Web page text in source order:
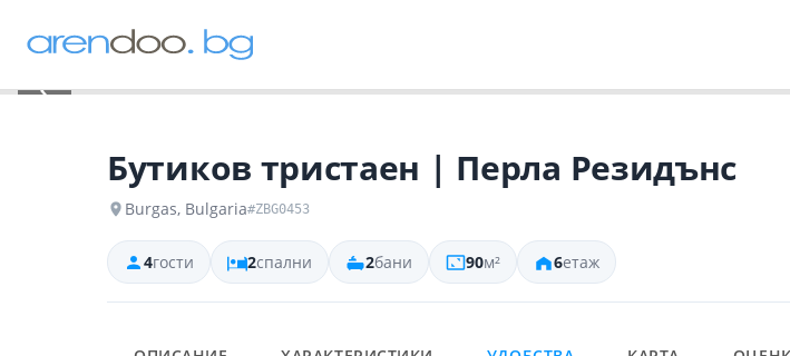
‹
Бутиков тристаен | Перла Резидънс
Burgas, Bulgaria#ZBG0453
4гости 2спални 2бани 90м² 6етаж